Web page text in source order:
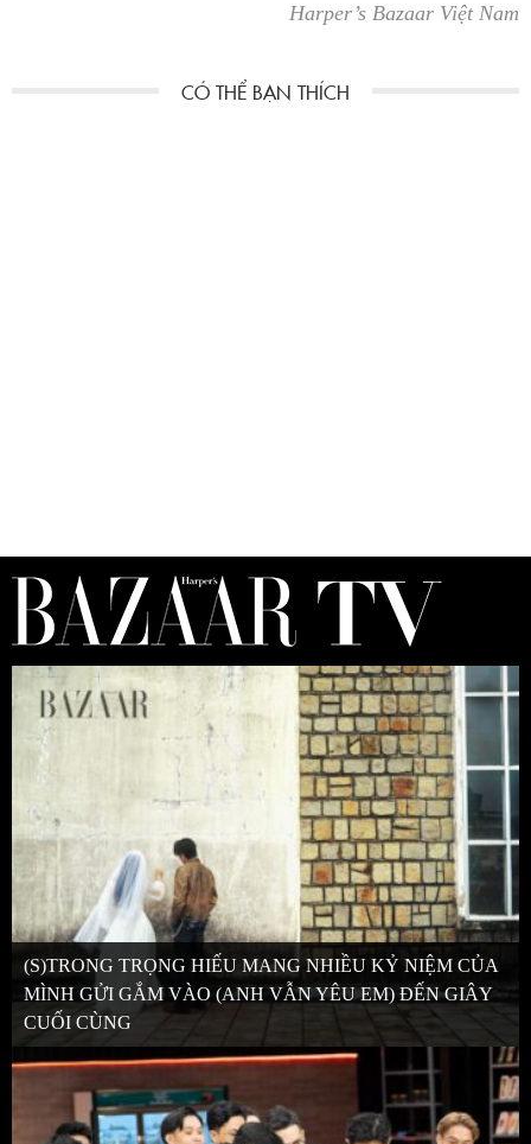
Harper’s Bazaar Việt Nam
(S)TRONG TRỌNG HIẾU MANG NHIỀU KỶ NIỆM CỦA
MÌNH GỬI GẮM VÀO (ANH VẪN YÊU EM) ĐẾN GIÂY
CUỐI CÙNG